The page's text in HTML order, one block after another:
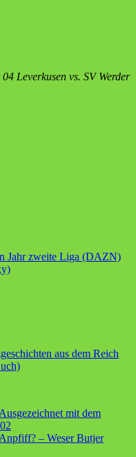
Leverkusen vs. SV Werder
Jahr zweite Liga (DAZN)
aus dem Reich
mit dem
– Weser Butjer